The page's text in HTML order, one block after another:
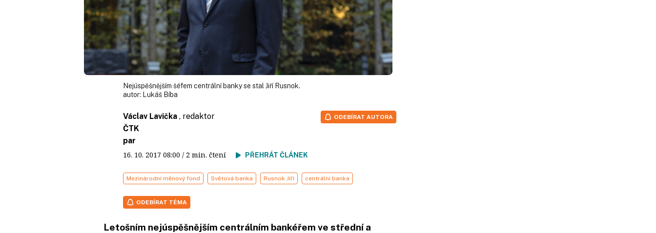
Nejúspěšnějším šéfem centrální banky se stal Jiří Rusnok.
autor: Lukáš Bíba
Václav Lavička , redaktor
ČTK
par
16. 10. 2017 08:00 / 2 min. čtení PŘEHRÁT ČLÁNEK
ODEBÍRAT AUTORA
Mezinárodní měnový fond Světová banka Rusnok Jiří centrální banka
ODEBÍRAT TÉMA
Letošním nejúspěšnějším centrálním bankéřem ve střední a